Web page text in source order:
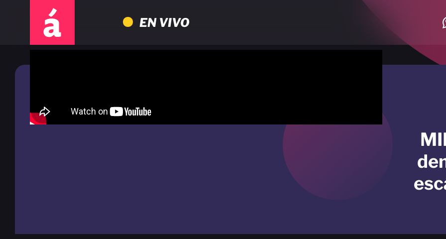
EN VIVO